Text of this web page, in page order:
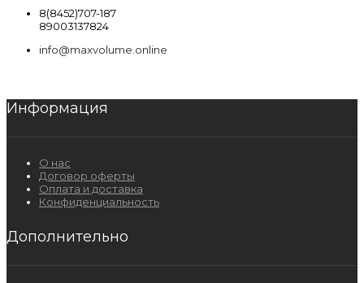
8(8452)707-187
89003137824
info@maxvolume.online
Информация
О нас
Договор оферты
Оплата и доставка
Конфиденциальность
Дополнительно